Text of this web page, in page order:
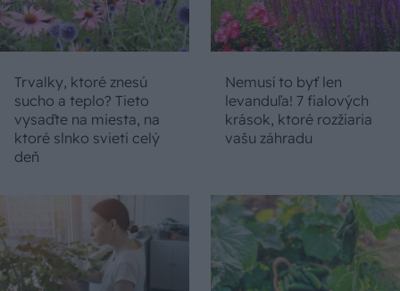
Trvalky, ktoré znesú
sucho a teplo? Tieto
vysaďte na miesta, na
ktoré slnko svieti celý
deň
Nemusí to byť len
levanduľa! 7 fialových
krások, ktoré rozžiaria
vašu záhradu